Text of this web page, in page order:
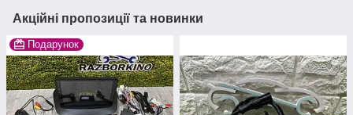
Акційні пропозиції та новинки
Подарунок